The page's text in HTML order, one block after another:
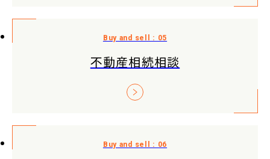
不動産相続相談